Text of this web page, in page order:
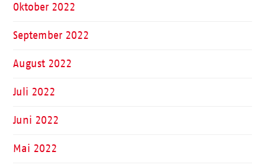
Oktober 2022
September 2022
August 2022
Juli 2022
Juni 2022
Mai 2022